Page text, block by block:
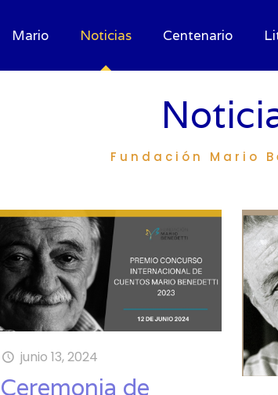
Mario Noticias Centenario
Fundación Mario
junio 13, 2024
Ceremonia de